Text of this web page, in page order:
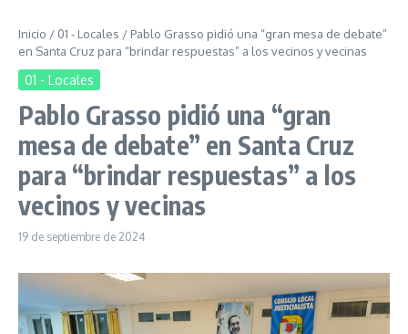
Inicio / 01 - Locales / Pablo Grasso pidió una “gran mesa de debate”
en Santa Cruz para “brindar respuestas” a los vecinos y vecinas
01 - Locales
Pablo Grasso pidió una “gran
mesa de debate” en Santa Cruz
para “brindar respuestas” a los
vecinos y vecinas
19 de septiembre de 2024